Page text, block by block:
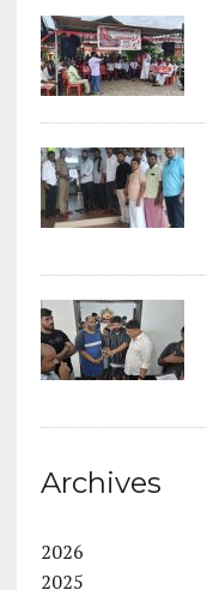
Archives
2026
2025